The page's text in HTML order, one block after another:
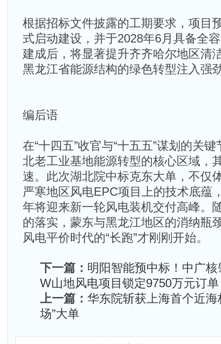
根据招标文件披露的工期要求，项目
式启动建设，并于2028年6月具备全
建成后，将显著提升齐齐哈尔地区清
黑龙江省能源结构的绿色转型注入强
编后语
在“十四五”收官与“十五五”谋划的关
北老工业基地能源转型的核心区域，
速。此次湖北院中标克东大单，不仅
严寒地区风电EPC项目上的技术底蕴
年将迎来新一轮风电装机交付高峰。
的落实，蒙东与黑龙江地区的消纳瓶
风电平价时代的“长跑”才刚刚开始。
下一篇： 明阳智能预中标！中广
W山地风电项目锁定9750万元订单
上一篇： 华东院斩获上海首个近海
场”大单